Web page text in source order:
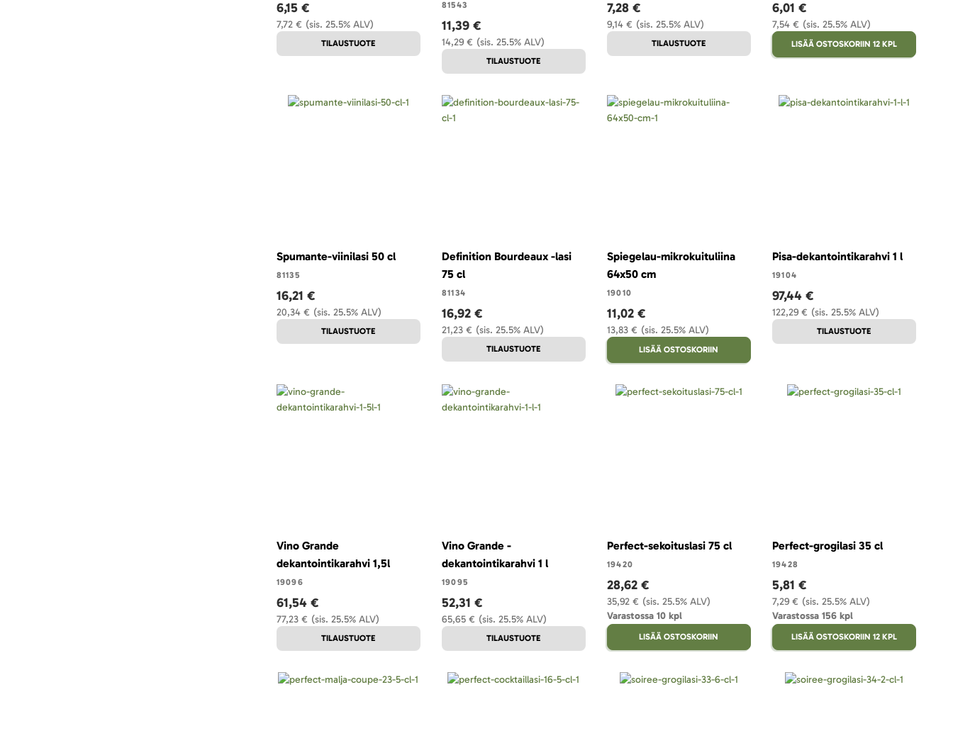
(sis. 25.5% ALV)
7,72 €
6,15 €
TILAUSTUOTE
81543
(sis. 25.5% ALV)
14,29 €
11,39 €
TILAUSTUOTE
(sis. 25.5% ALV)
9,14 €
7,28 €
TILAUSTUOTE
(sis. 25.5% ALV)
7,54 €
6,01 €
LISÄÄ OSTOSKORIIN 12 KPL
Spumante-viinilasi 50 cl
81135
(sis. 25.5% ALV)
20,34 €
16,21 €
TILAUSTUOTE
Definition Bourdeaux -lasi
75 cl
81134
(sis. 25.5% ALV)
21,23 €
16,92 €
TILAUSTUOTE
Spiegelau-mikrokuituliina
64x50 cm
19010
(sis. 25.5% ALV)
13,83 €
11,02 €
LISÄÄ OSTOSKORIIN
Pisa-dekantointikarahvi 1 l
19104
(sis. 25.5% ALV)
122,29 €
97,44 €
TILAUSTUOTE
Vino Grande
dekantointikarahvi 1,5l
19096
(sis. 25.5% ALV)
77,23 €
61,54 €
TILAUSTUOTE
Vino Grande -
dekantointikarahvi 1 l
19095
(sis. 25.5% ALV)
65,65 €
52,31 €
TILAUSTUOTE
Perfect-sekoituslasi 75 cl
19420
(sis. 25.5% ALV)
35,92 €
28,62 €
Varastossa 10 kpl
LISÄÄ OSTOSKORIIN
Perfect-grogilasi 35 cl
19428
(sis. 25.5% ALV)
7,29 €
5,81 €
Varastossa 156 kpl
LISÄÄ OSTOSKORIIN 12 KPL